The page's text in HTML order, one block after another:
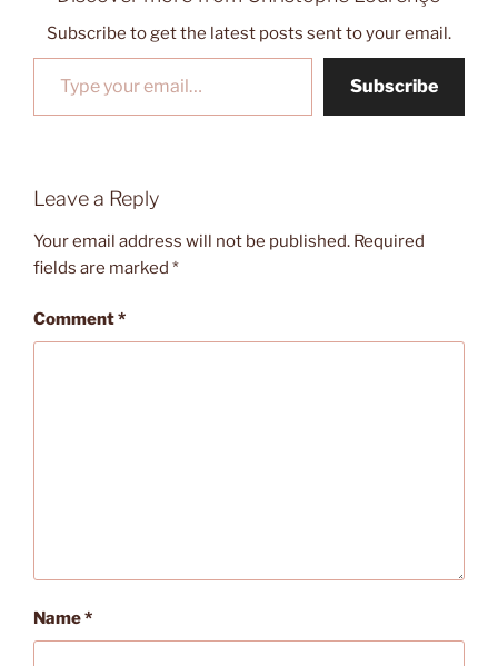
Subscribe to get the latest posts sent to your email.
Type your email…
Subscribe
Leave a Reply
Your email address will not be published. Required
fields are marked *
Comment*
Name*